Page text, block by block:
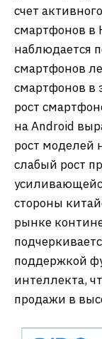
счет
смартфонов в
наблюдается
смартфонов
смартфонов в
рост
на Android
рост моделей
слабый рост
стороны
рынке
поддержкой
интеллекта,
продажи в